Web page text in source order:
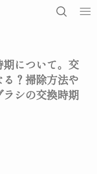
について。交
？掃除方法や
シの交換時期